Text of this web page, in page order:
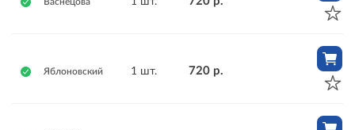
Яблоновский 1 шт. 720 р.